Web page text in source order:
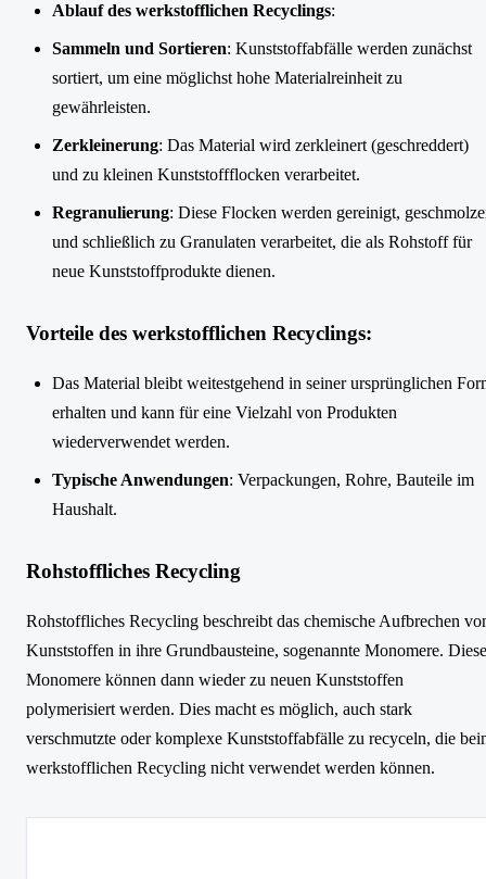
Ablauf des werkstofflichen Recyclings:
Sammeln und Sortieren: Kunststoffabfälle werden zunächst
sortiert, um eine möglichst hohe Materialreinheit zu
gewährleisten.
Zerkleinerung: Das Material wird zerkleinert (geschreddert)
und zu kleinen Kunststoffflocken verarbeitet.
Regranulierung: Diese Flocken werden gereinigt,
und schließlich zu Granulaten verarbeitet, die als Rohstoff für
neue Kunststoffprodukte dienen.
Vorteile des werkstofflichen Recyclings:
Das Material bleibt weitestgehend in seiner ursprünglichen
erhalten und kann für eine Vielzahl von Produkten
wiederverwendet werden.
Typische Anwendungen: Verpackungen, Rohre, Bauteile im
Haushalt.
Rohstoffliches Recycling
Rohstoffliches Recycling beschreibt das chemische Aufbrechen
Kunststoffen in ihre Grundbausteine, sogenannte Monomere. Diese
Monomere können dann wieder zu neuen Kunststoffen
polymerisiert werden. Dies macht es möglich, auch stark
verschmutzte oder komplexe Kunststoffabfälle zu recyceln, die
werkstofflichen Recycling nicht verwendet werden können.